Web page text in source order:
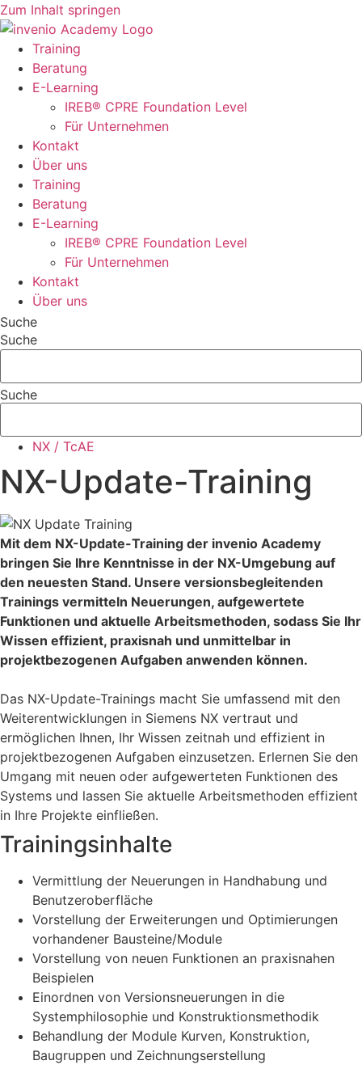
Zum Inhalt springen
Training
Beratung
E-Learning
IREB® CPRE Foundation Level
Für Unternehmen
Kontakt
Über uns
Training
Beratung
E-Learning
IREB® CPRE Foundation Level
Für Unternehmen
Kontakt
Über uns
Suche
Suche
Suche
NX / TcAE
NX-Update-Training
Mit dem NX-Update-Training der invenio Academy
bringen Sie Ihre Kenntnisse in der NX-Umgebung auf
den neuesten Stand. Unsere versionsbegleitenden
Trainings vermitteln Neuerungen, aufgewertete
Funktionen und aktuelle Arbeitsmethoden, sodass Sie Ihr
Wissen effizient, praxisnah und unmittelbar in
projektbezogenen Aufgaben anwenden können.
Das NX-Update-Trainings macht Sie umfassend mit den
Weiterentwicklungen in Siemens NX vertraut und
ermöglichen Ihnen, Ihr Wissen zeitnah und effizient in
projektbezogenen Aufgaben einzusetzen. Erlernen Sie den
Umgang mit neuen oder aufgewerteten Funktionen des
Systems und lassen Sie aktuelle Arbeitsmethoden effizient
in Ihre Projekte einfließen.
Trainingsinhalte
Vermittlung der Neuerungen in Handhabung und
Benutzeroberfläche
Vorstellung der Erweiterungen und Optimierungen
vorhandener Bausteine/Module
Vorstellung von neuen Funktionen an praxisnahen
Beispielen
Einordnen von Versionsneuerungen in die
Systemphilosophie und Konstruktionsmethodik
Behandlung der Module Kurven, Konstruktion,
Baugruppen und Zeichnungserstellung